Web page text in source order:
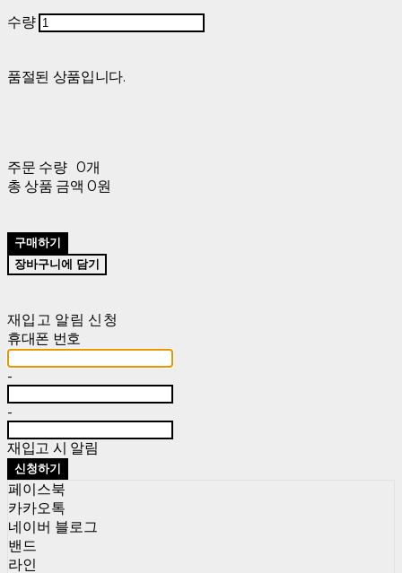
수량
품절된 상품입니다.
주문 수량 0개
총 상품 금액 0원
구매하기
장바구니에 담기
재입고 알림 신청
휴대폰 번호
-
-
재입고 시 알림
신청하기
페이스북
카카오톡
네이버 블로그
밴드
라인